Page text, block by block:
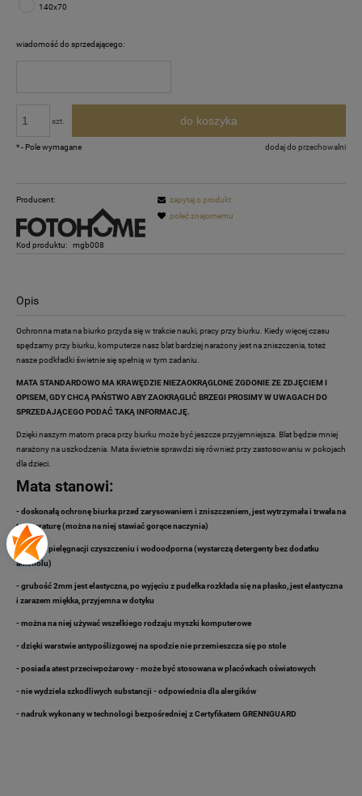
140x70
wiadomość do sprzedającego:
szt. do koszyka
dodaj do przechowalni
*- Pole wymagane
Producent:
Kod produktu: mgb008
zapytaj o produkt
poleć znajomemu
Opis
Ochronna mata na biurko przyda się w trakcie nauki, pracy przy biurku. Kiedy więcej czasu
spędzamy przy biurku, komputerze nasz blat bardziej narażony jest na zniszczenia, toteż
nasze podkładki świetnie się spełnią w tym zadaniu.
MATA STANDARDOWO MA KRAWĘDZIE NIEZAOKRĄGLONE ZGDONIE ZE ZDJĘCIEM I
OPISEM, GDY CHCĄ PAŃSTWO ABY ZAOKRĄGLIĆ BRZEGI PROSIMY W UWAGACH DO
SPRZEDAJĄCEGO PODAĆ TAKĄ INFORMACJĘ.
Dzięki naszym matom praca przy biurku może być jeszcze przyjemniejsza. Blat będzie mniej
narażony na uszkodzenia. Mata świetnie sprawdzi się również przy zastosowaniu w pokojach
dla dzieci.
Mata stanowi:
- doskonałą ochronę biurka przed zarysowaniem i zniszczeniem, jest wytrzymała i trwała na
temperaturę (można na niej stawiać gorące naczynia)
- łatwa w pielęgnacji czyszczeniu i wodoodporna (wystarczą detergenty bez dodatku
alkoholu)
- grubość 2mm jest elastyczna, po wyjęciu z pudełka rozkłada się na płasko, jest elastyczna
i zarazem miękka, przyjemna w dotyku
- można na niej używać wszelkiego rodzaju myszki komputerowe
- dzięki warstwie antypoślizgowej na spodzie nie przemieszcza się po stole
- posiada atest przeciwpożarowy - może być stosowana w placówkach oświatowych
- nie wydziela szkodliwych substancji - odpowiednia dla alergików
- nadruk wykonany w technologi bezpośredniej z Certyfikatem GRENNGUARD